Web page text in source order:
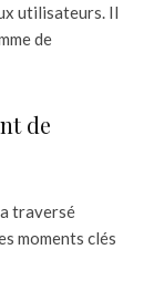
utilisateurs. Il
de
de
traversé
moments clés